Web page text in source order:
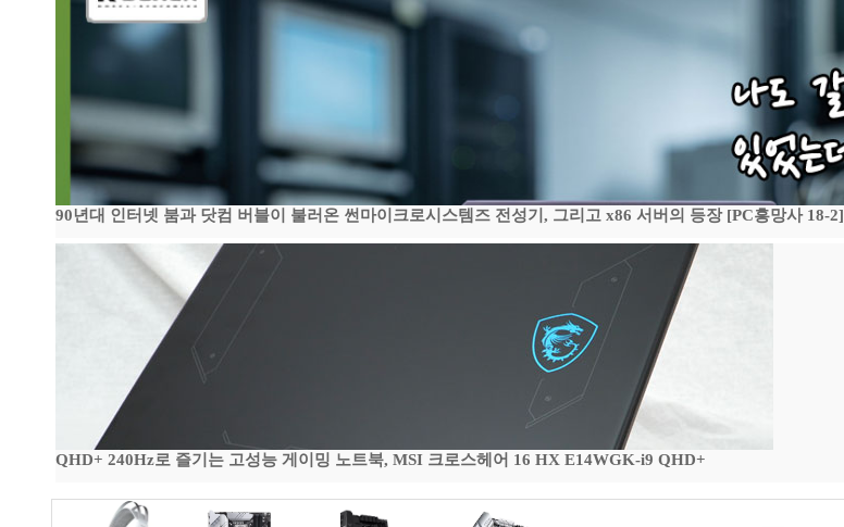
90년대 인터넷 붐과 닷컴 버블이 불러온 썬마이크로시스템즈 전성기, 그리고 x86 서버의 등장 [PC흥망사 18-2]
QHD+ 240Hz로 즐기는 고성능 게이밍 노트북, MSI 크로스헤어 16 HX E14WGK-i9 QHD+